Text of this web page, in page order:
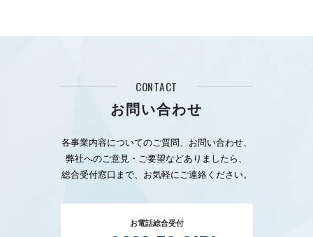
CONTACT
お問い合わせ
各事業内容についてのご質問、お問い合わせ、
弊社へのご意見・ご要望などありましたら、
総合受付窓口まで、お気軽にご連絡ください。
お電話総合受付